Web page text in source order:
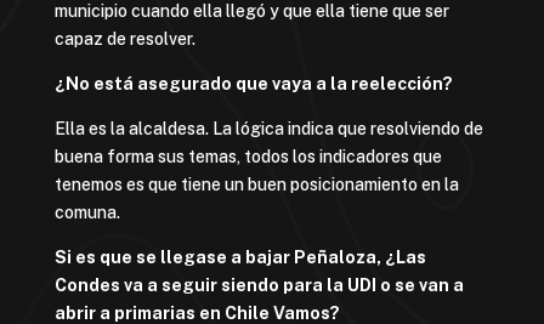
municipio cuando ella llegó y que ella tiene que ser
capaz de resolver.
¿No está asegurado que vaya a la reelección?
Ella es la alcaldesa. La lógica indica que resolviendo de
buena forma sus temas, todos los indicadores que
tenemos es que tiene un buen posicionamiento en la
comuna.
Si es que se llegase a bajar Peñaloza, ¿Las
Condes va a seguir siendo para la UDI o se van a
abrir a primarias en Chile Vamos?